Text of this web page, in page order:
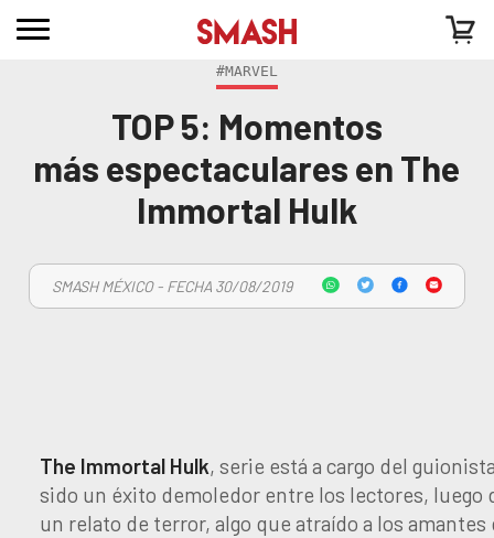
#MARVEL
TOP 5: Momentos
más espectaculares en The
Immortal Hulk
SMASH MÉXICO - FECHA 30/08/2019
The Immortal Hulk, serie está a cargo del
sido un éxito demoledor entre los lectores,
un relato de terror, algo que atraído a los